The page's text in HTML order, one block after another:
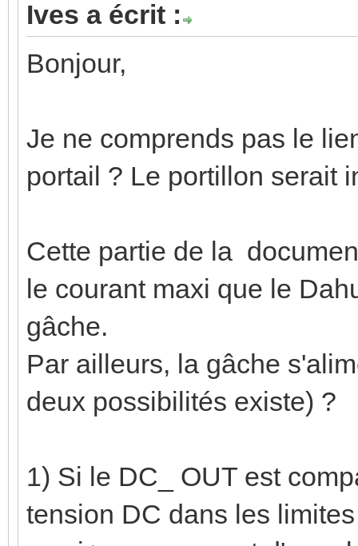
Ives a écrit :
Bonjour,
Je ne comprends pas le
portail ? Le portillon serait
Cette partie de la
le courant maxi que le
gâche.
Par ailleurs, la gâche
deux possibilités existe) ?
1) Si le DC_ OUT est
tension DC dans les